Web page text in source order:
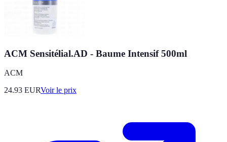
ACM Sensitélial.AD - Baume Intensif 500ml
ACM
24.93 EURVoir le prix